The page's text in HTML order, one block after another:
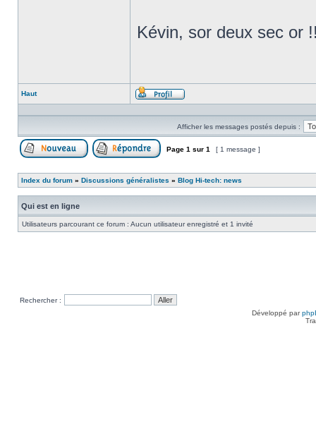
Kévin, sor deux sec or
Haut
Profil
Afficher les messages postés depuis :
Page 1 sur 1 [ 1 message ]
Index du forum » Discussions généralistes » Blog Hi-tech: news
Qui est en ligne
Utilisateurs parcourant ce forum : Aucun utilisateur enregistré et 1 invité
Rechercher :
Développé par